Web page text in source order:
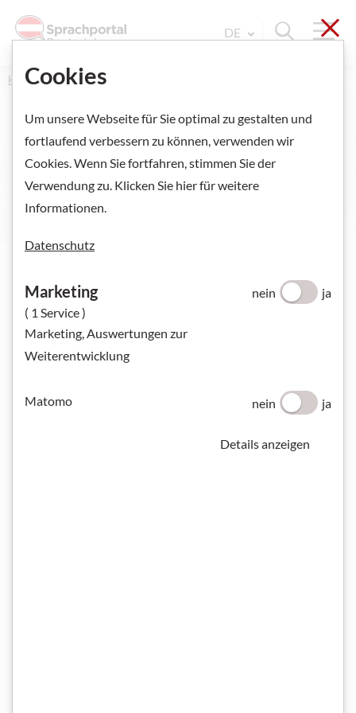
Suche
Sprache Wechseln.
DE
Home Alle Angebote
Quiz 1
Cookies
Um unsere Webseite für Sie optimal zu gestalten und
fortlaufend verbessern zu können, verwenden wir
Cookies. Wenn Sie fortfahren, stimmen Sie der
Verwendung zu. Klicken Sie hier für weitere
Informationen.
Datenschutz
Marketing
( 1 Service )
Marketing, Auswertungen zur
Weiterentwicklung
nein ja
Matomo nein ja
Details anzeigen